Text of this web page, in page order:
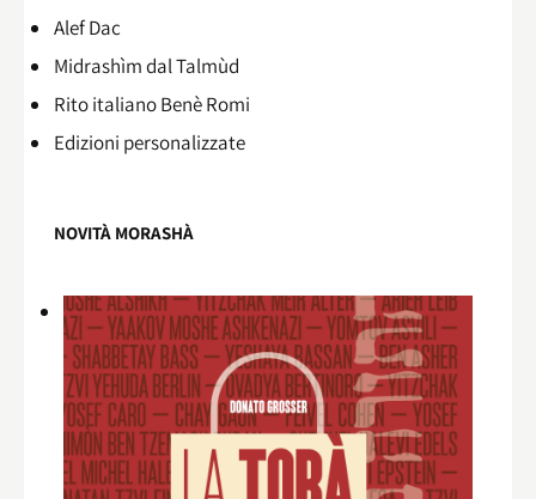
Alef Dac
Midrashìm dal Talmùd
Rito italiano Benè Romi​
Edizioni personalizzate
NOVITÀ MORASHÀ